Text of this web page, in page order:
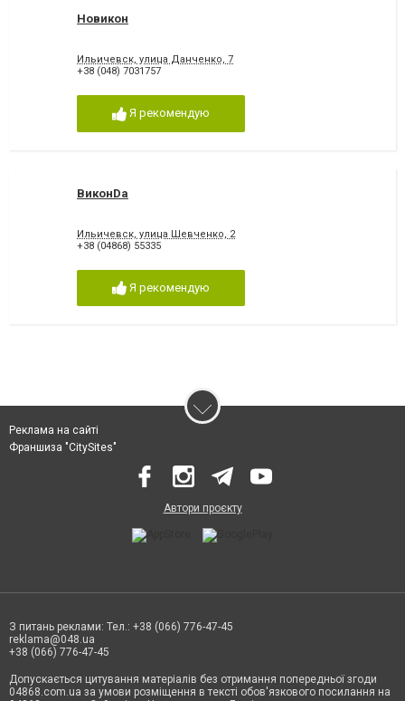
Новикон
Ильичевск, улица Данченко, 7
+38 (048) 7031757
Я рекомендую
ВиконDa
Ильичевск, улица Шевченко, 2
+38 (04868) 55335
Я рекомендую
Реклама на сайті
Франшиза "CitySites"
Автори проєкту
З питань реклами: Тел.: +38 (066) 776-47-45
reklama@048.ua
+38 (066) 776-47-45
Допускається цитування матеріалів без отримання попередньої згоди
04868.com.ua за умови розміщення в тексті обов'язкового посилання на